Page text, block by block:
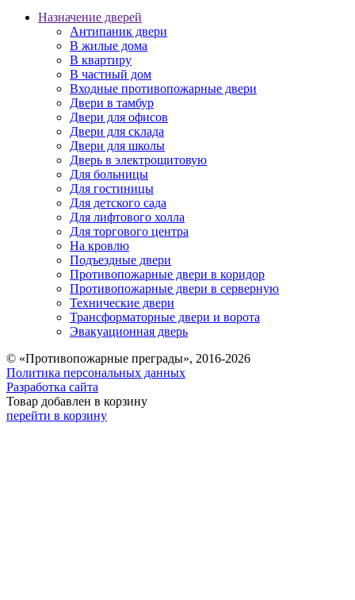
Назначение дверей
Антипаник двери
В жилые дома
В квартиру
В частный дом
Входные противопожарные двери
Двери в тамбур
Двери для офисов
Двери для склада
Двери для школы
Дверь в электрощитовую
Для больницы
Для гостиницы
Для детского сада
Для лифтового холла
Для торгового центра
На кровлю
Подъездные двери
Противопожарные двери в коридор
Противопожарные двери в серверную
Технические двери
Трансформаторные двери и ворота
Эвакуационная дверь
© «Противопожарные преграды», 2016-2026
Политика персональных данных
Разработка сайта
Товар добавлен в корзину
перейти в корзину